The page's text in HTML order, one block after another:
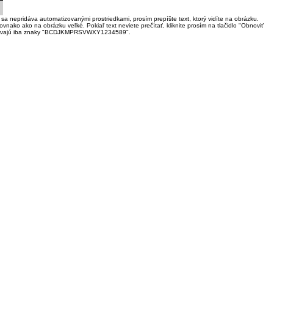
nepridáva automatizovanými prostriedkami, prosím prepíšte text, ktorý vidíte na obrázku.
ako na obrázku veľké. Pokiaľ text neviete prečítať, kliknite prosím na tlačidlo "Obnoviť
iba znaky "BCDJKMPRSVWXY1234589".